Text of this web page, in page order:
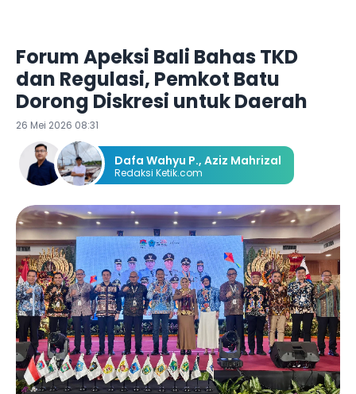
Forum Apeksi Bali Bahas TKD
dan Regulasi, Pemkot Batu
Dorong Diskresi untuk Daerah
26 Mei 2026 08:31
Dafa Wahyu P., Aziz Mahrizal
Redaksi Ketik.com